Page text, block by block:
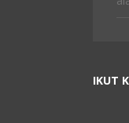
IKUT